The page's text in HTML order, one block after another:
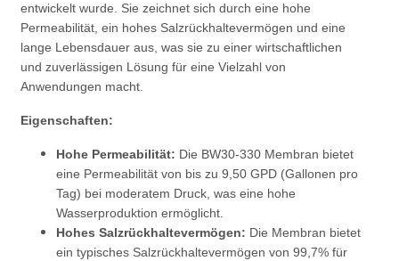
entwickelt wurde. Sie zeichnet sich durch eine hohe
Permeabilität, ein hohes Salzrückhaltevermögen und eine
lange Lebensdauer aus, was sie zu einer wirtschaftlichen
und zuverlässigen Lösung für eine Vielzahl von
Anwendungen macht.
Eigenschaften:
Hohe Permeabilität: Die BW30-330 Membran bietet
eine Permeabilität von bis zu 9,50 GPD (Gallonen pro
Tag) bei moderatem Druck, was eine hohe
Wasserproduktion ermöglicht.
Hohes Salzrückhaltevermögen: Die Membran bietet
ein typisches Salzrückhaltevermögen von 99,7% für